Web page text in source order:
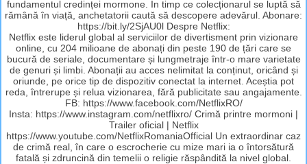
fundamentul credinței mormone. În timp ce colecționarul se luptă să
rămână în viață, anchetatorii caută să descopere adevărul. Abonare:
https://bit.ly/2SjAU0l Despre Netflix:
Netflix este liderul global al serviciilor de divertisment prin vizionare
online, cu 204 milioane de abonați din peste 190 de țări care se
bucură de seriale, documentare și lungmetraje într-o mare varietate
de genuri și limbi. Abonații au acces nelimitat la conținut, oricând și
oriunde, pe orice tip de dispozitiv conectat la internet. Aceștia pot
reda, întrerupe și relua vizionarea, fără publicitate sau angajamente.
FB: https://www.facebook.com/NetflixRO/
Insta: https://www.instagram.com/netflixro/ Crimă printre mormoni |
Trailer oficial | Netflix
https://www.youtube.com/NetflixRomaniaOfficial Un extraordinar caz
de crimă real, în care o escrocherie cu mize mari ia o întorsătură
fatală și zdruncină din temelii o religie răspândită la nivel global.